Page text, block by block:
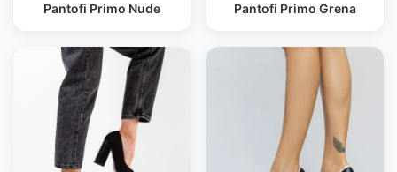
Pantofi Primo Nude Pantofi Primo Grena